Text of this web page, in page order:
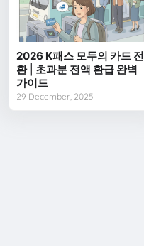
2026 K패스 모두의 카드 전
환 | 초과분 전액 환급 완벽
가이드
29 December, 2025